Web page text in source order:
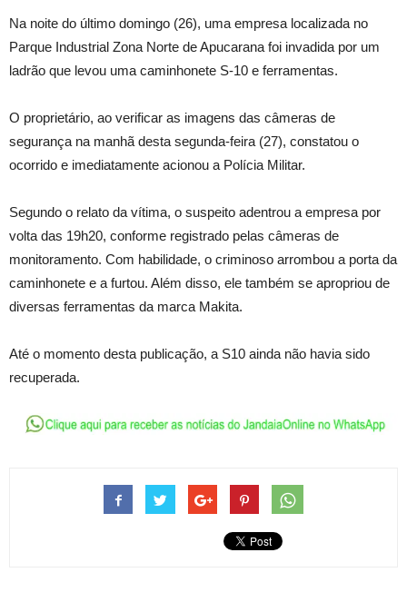
Na noite do último domingo (26), uma empresa localizada no
Parque Industrial Zona Norte de Apucarana foi invadida por um
ladrão que levou uma caminhonete S-10 e ferramentas.
O proprietário, ao verificar as imagens das câmeras de
segurança na manhã desta segunda-feira (27), constatou o
ocorrido e imediatamente acionou a Polícia Militar.
Segundo o relato da vítima, o suspeito adentrou a empresa por
volta das 19h20, conforme registrado pelas câmeras de
monitoramento. Com habilidade, o criminoso arrombou a porta da
caminhonete e a furtou. Além disso, ele também se apropriou de
diversas ferramentas da marca Makita.
Até o momento desta publicação, a S10 ainda não havia sido
recuperada.